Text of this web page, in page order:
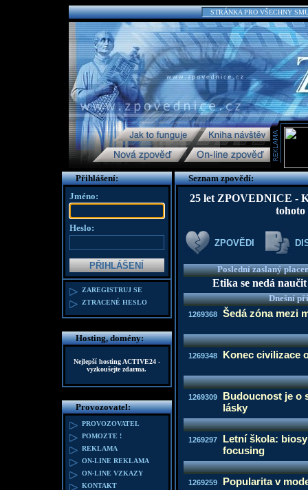
STRÁNKA PRO VŠECHNY
Seznam zpovědí:
25 let ZPOVEDNICE -
tohoto
ZPOVĚDI
Poslední zaslaný
Etika se nedá
Dnešní
1269368 Šedá zóna mezi
1269348 Konec civilizace
1269309
Budoucnost je o
lásky
1269297
Letní škola:
focusing
1269259 Popularita v
Přihlášení:
Jméno:
Heslo:
ZAREGISTRUJ SE
ZTRACENÉ HESLO
Hosting, domény:
Nejlepší hosting ACTIVE24-
vyzkoušejte zdarma.
Provozovatel:
PROVOZOVATEL
POMOZTE !
REKLAMA
ON-LINE REKLAMA
ON-LINE VZKAZY
KONTAKT